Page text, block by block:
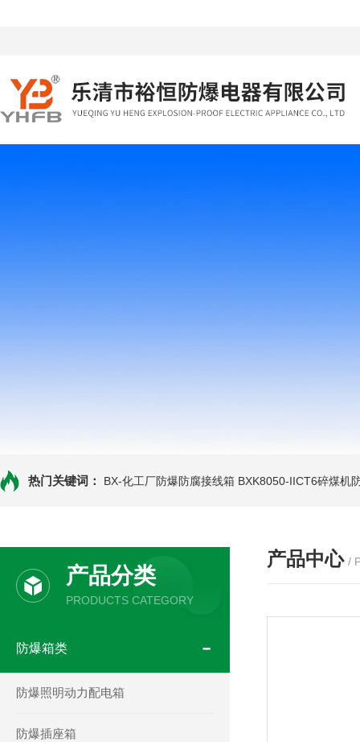
热门关键词： BX-化工厂防爆防腐接线箱 BXK8050-IICT6碎煤机
产品分类
PRODUCTS CATEGORY
防爆箱类
防爆照明动力配电箱
防爆插座箱
产品中心 /